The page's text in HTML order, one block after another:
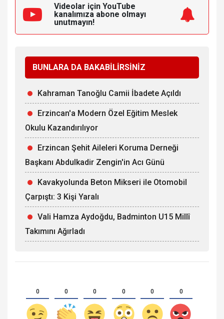
Videolar için YouTube
kanalımıza abone olmayı
unutmayın!
BUNLARA DA BAKABİLİRSİNİZ
Kahraman Tanoğlu Camii İbadete Açıldı
Erzincan'a Modern Özel Eğitim Meslek
Okulu Kazandırılıyor
Erzincan Şehit Aileleri Koruma Derneği
Başkanı Abdulkadir Zengin'in Acı Günü
Kavakyolunda Beton Mikseri ile Otomobil
Çarpıştı: 3 Kişi Yaralı
Vali Hamza Aydoğdu, Badminton U15 Millî
Takımını Ağırladı
0 0 0 0 0 0